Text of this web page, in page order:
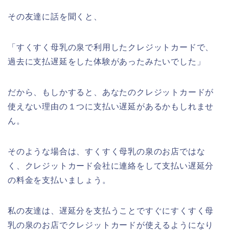
その友達に話を聞くと、
「すくすく母乳の泉で利用したクレジットカードで、
過去に支払遅延をした体験があったみたいでした」
だから、もしかすると、あなたのクレジットカードが
使えない理由の１つに支払い遅延があるかもしれませ
ん。
そのような場合は、すくすく母乳の泉のお店ではな
く、クレジットカード会社に連絡をして支払い遅延分
の料金を支払いましょう。
私の友達は、遅延分を支払うことですぐにすくすく母
乳の泉のお店でクレジットカードが使えるようになり